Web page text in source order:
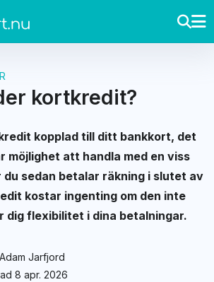
kortkredit?
kopplad till ditt bankkort, det
möjlighet att handla med en viss
du sedan betalar räkning i slutet av
kostar ingenting om den inte
dig flexibilitet i dina betalningar.
Adam Jarfjord
8 apr. 2026